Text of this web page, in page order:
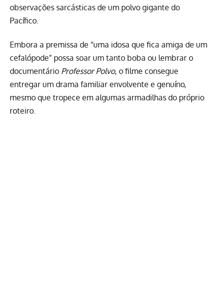
observações sarcásticas de um polvo gigante do
Pacífico.
Embora a premissa de “uma idosa que fica amiga de um
cefalópode” possa soar um tanto boba ou lembrar o
documentário Professor Polvo, o filme consegue
entregar um drama familiar envolvente e genuíno,
mesmo que tropece em algumas armadilhas do próprio
roteiro.